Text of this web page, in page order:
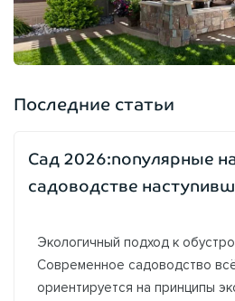
Последние статьи
Сад 2026:популярные
садоводстве
Экологичный подход к
Современное садоводство
ориентируется на принципы